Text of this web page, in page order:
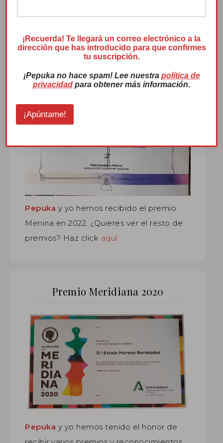
Premio Menina 2022
Pepuka y yo hemos recibido el premio
Menina en 2022. ¿Quieres ver el resto de
premios? Haz click aquí
Premio Meridiana 2020
Pepuka y yo hemos tenido el honor de
¡Recuerda! Te llegará un correo electrónico a la
dirección que has introducido para que confirmes
tu suscripción.
¡Pepuka no hace spam! Lee nuestra política de
privacidad para obtener más información.
¡Apúntame!